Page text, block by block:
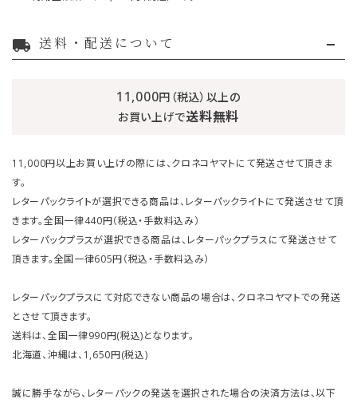
local_shipping 送料・配送について
11,000円（税込）以上の
お買い上げで送料無料
11,000円以上お買い上げの際には、クロネコヤマトにて発送させて頂きま
す。
レターパックライトが選択できる商品は、レターパックライトにて発送させて頂
きます。全国一律440円（税込・手数料込み）
レターパックプラスが選択できる商品は、レターパックプラスにて発送させて
頂きます。全国一律605円（税込・手数料込み）
レターパックプラスにて対応できない商品の場合は、クロネコヤマトでの発送
とさせて頂きます。
送料は、全国一律990円(税込)となります。
北海道、沖縄は、1,650円(税込)
誠に勝手ながら、レターパックの発送を選択された場合の決済方法は、以下